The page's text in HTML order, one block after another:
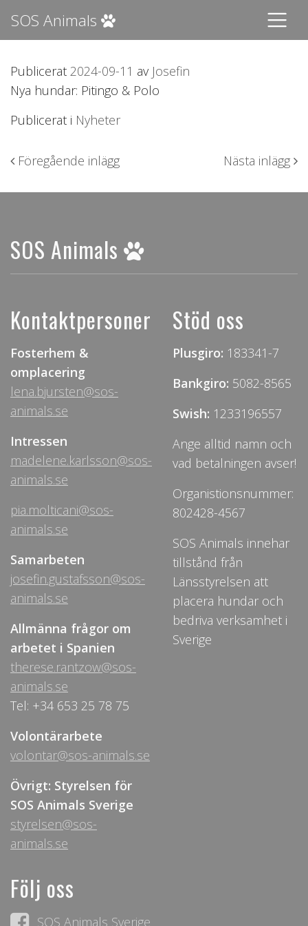
SOS Animals
Publicerat 2024-09-11 av Josefin
Nya hundar: Pitingo & Polo
Publicerat i Nyheter
Inläggsnavigering
Föregående inlägg Nästa inlägg
SOS Animals
Kontaktpersoner
Fosterhem &
omplacering
lena.bjursten@sos-
animals.se
Intressen
madelene.karlsson@sos-
animals.se
pia.molticani@sos-
animals.se
Samarbeten
josefin.gustafsson@sos-
animals.se
Allmänna frågor om
arbetet i Spanien
therese.rantzow@sos-
animals.se
Tel: +34 653 25 78 75
Volontärarbete
volontar@sos-animals.se
Övrigt: Styrelsen för
SOS Animals Sverige
styrelsen@sos-
animals.se
Stöd oss
Plusgiro: 183341-7
Bankgiro: 5082-8565
Swish: 1233196557
Ange alltid namn och
vad betalningen avser!
Organistionsnummer:
802428-4567
SOS Animals innehar
tillstånd från
Länsstyrelsen att
placera hundar och
bedriva verksamhet i
Sverige
Följ oss
SOS Animals Sverige